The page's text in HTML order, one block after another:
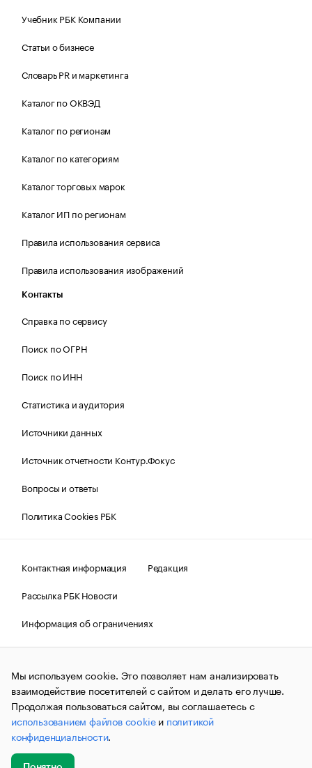
Учебник РБК Компании
Статьи о бизнесе
Словарь PR и маркетинга
Каталог по ОКВЭД
Каталог по регионам
Каталог по категориям
Каталог торговых марок
Каталог ИП по регионам
Правила использования сервиса
Правила использования изображений
Контакты
Справка по сервису
Поиск по ОГРН
Поиск по ИНН
Статистика и аудитория
Источники данных
Источник отчетности Контур.Фокус
Вопросы и ответы
Политика Cookies РБК
Контактная информация
Редакция
Рассылка РБК Новости
Информация об ограничениях
Правовая информация
О соблюдении авторских прав
© АО «РОСБИЗНЕСКОНСАЛТИНГ»,1995–2026.Сообщения
и материалы информационного агентства «РБК»
(зарегистрировано Федеральной службой по надзору в сфере
связи, информационных технологий и массовых
коммуникаций (Роскомнадзор) 09.12.2015 за номером ИА
№ФС77-63848) сопровождаются пометкой «РБК». Отдельные
публикации могут содержать информацию,
не предназначенную для пользователей
Мы используем cookie. Это позволяет нам анализировать
взаимодействие посетителей с сайтом и делать его лучше.
Продолжая пользоваться сайтом, вы соглашаетесь с
использованием файлов cookieи политикой
конфиденциальности.